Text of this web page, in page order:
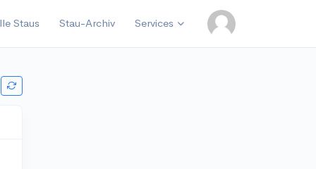
Staus Stau-Archiv Services